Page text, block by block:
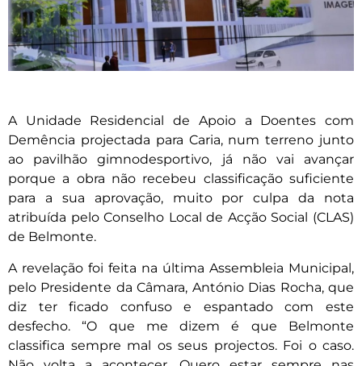
A Unidade Residencial de Apoio a Doentes com
Demência projectada para Caria, num terreno junto
ao pavilhão gimnodesportivo, já não vai avançar
porque a obra não recebeu classificação suficiente
para a sua aprovação, muito por culpa da nota
atribuída pelo Conselho Local de Acção Social (CLAS)
de Belmonte.
A revelação foi feita na última Assembleia Municipal,
pelo Presidente da Câmara, António Dias Rocha, que
diz ter ficado confuso e espantado com este
desfecho. “O que me dizem é que Belmonte
classifica sempre mal os seus projectos. Foi o caso.